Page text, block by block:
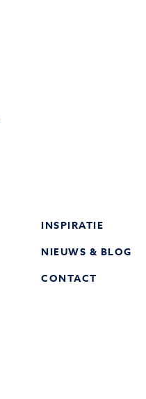
INSPIRATIE
NIEUWS & BLOG
CONTACT